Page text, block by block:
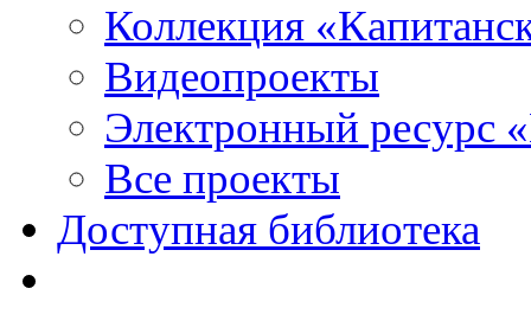
Коллекция
Видеопроекты
Электронный ресурс
Все проекты
Доступная библиотека